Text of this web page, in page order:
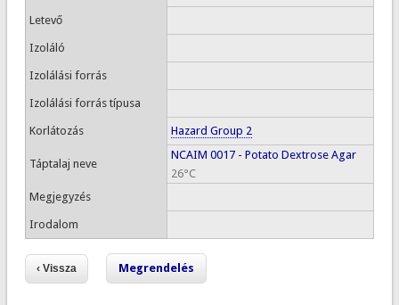
Letevő
Izoláló
Izolálási forrás
Izolálási forrás típusa
Korlátozás Hazard Group 2
Táptalaj neve
NCAIM 0017 - Potato Dextrose Agar
26°C
Megjegyzés
Irodalom
Megrendelés